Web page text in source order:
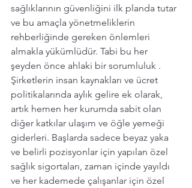
sağlıklarının güvenliğini ilk planda tutar
ve bu amaçla yönetmeliklerin
rehberliğinde gereken önlemleri
almakla yükümlüdür. Tabi bu her
şeyden önce ahlaki bir sorumluluk .
Şirketlerin insan kaynakları ve ücret
politikalarında aylık gelire ek olarak,
artık hemen her kurumda sabit olan
diğer katkılar ulaşım ve öğle yemeği
giderleri. Başlarda sadece beyaz yaka
ve belirli pozisyonlar için yapılan özel
sağlık sigortaları, zaman içinde yayıldı
ve her kademede çalışanlar için özel